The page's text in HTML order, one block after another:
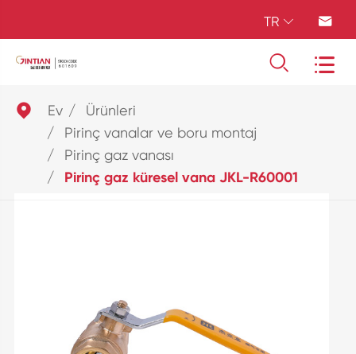
TR  
 
 Ev
Ürünleri
Pirinç vanalar ve boru montaj
Pirinç gaz vanası
Pirinç gaz küresel vana JKL-R60001